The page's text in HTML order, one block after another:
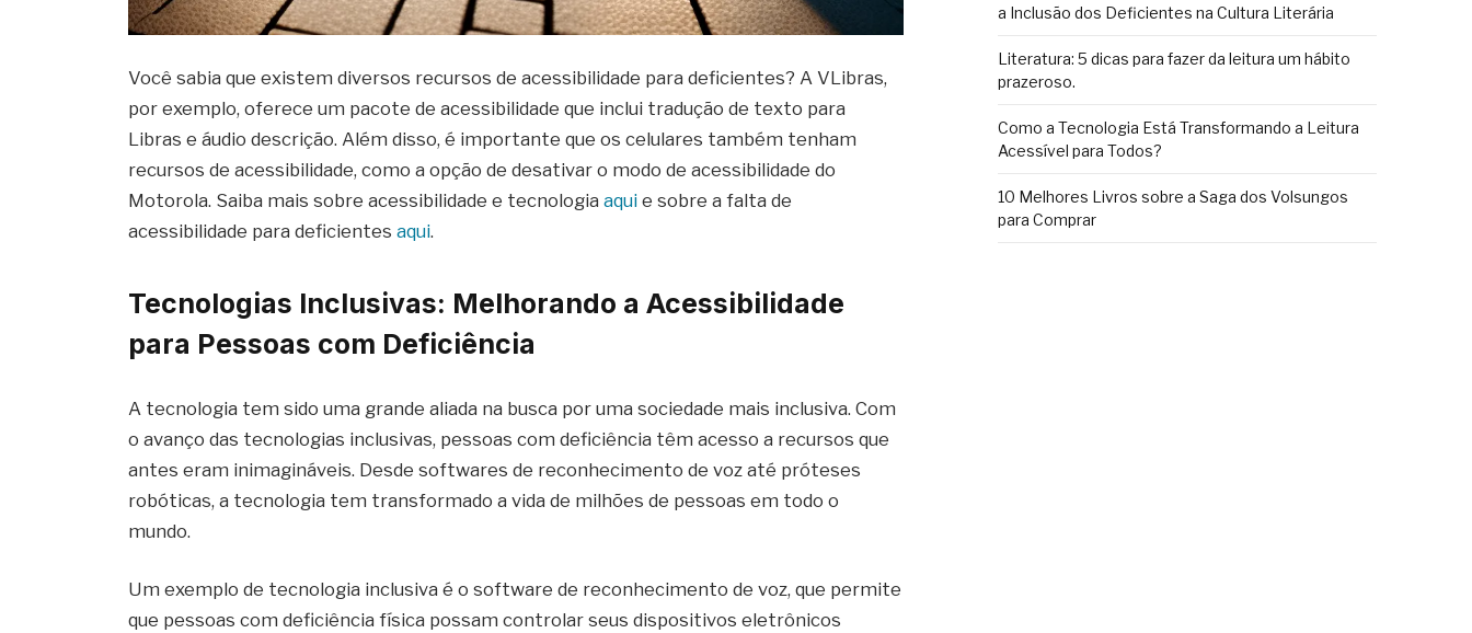
Você sabia que existem diversos recursos de acessibilidade para deficientes? A VLibras,
por exemplo, oferece um pacote de acessibilidade que inclui tradução de texto para
Libras e áudio descrição. Além disso, é importante que os celulares também tenham
recursos de acessibilidade, como a opção de desativar o modo de acessibilidade do
Motorola. Saiba mais sobre acessibilidade e tecnologiaaqui e sobre a falta de
acessibilidade para deficientesaqui.
Tecnologias Inclusivas: Melhorando a Acessibilidade
para Pessoas com Deficiência
A tecnologia tem sido uma grande aliada na busca por uma sociedade mais inclusiva. Com
o avanço das tecnologias inclusivas, pessoas com deficiência têm acesso a recursos que
antes eram inimagináveis. Desde softwares de reconhecimento de voz até próteses
robóticas, a tecnologia tem transformado a vida de milhões de pessoas em todo o
mundo.
Um exemplo de tecnologia inclusiva é o software de reconhecimento de voz, que permite
que pessoas com deficiência física possam controlar seus dispositivos eletrônicos
a Inclusão dos Deficientes na Cultura Literária
Literatura: 5 dicas para fazer da leitura um hábito
prazeroso.
Como a Tecnologia Está Transformando a Leitura
Acessível para Todos?
10 Melhores Livros sobre a Saga dos Volsungos
para Comprar